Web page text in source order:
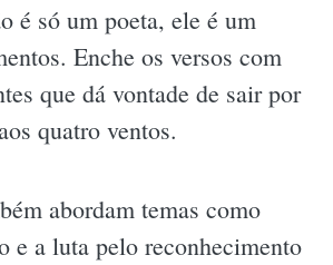
é só um poeta, ele é um
Enche os versos com
que dá vontade de sair por
quatro ventos.
abordam temas como
e a luta pelo reconhecimento